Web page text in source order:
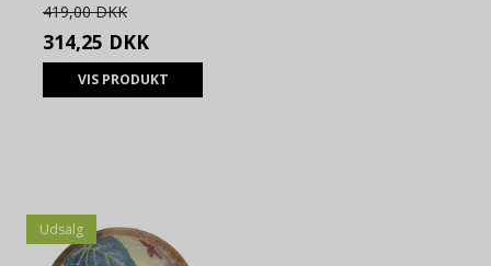
419,00 DKK
314,25 DKK
VIS PRODUKT
Udsalg